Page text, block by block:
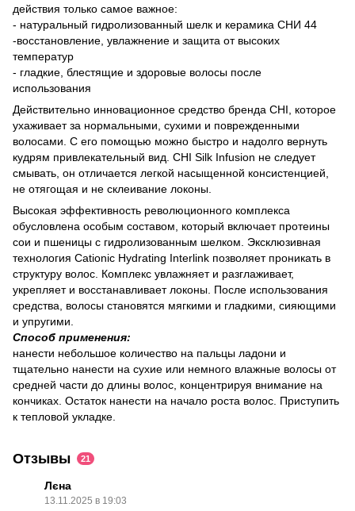
действия только самое важное:
- натуральный гидролизованный шелк и керамика СНИ 44
-восстановление, увлажнение и защита от высоких
температур
- гладкие, блестящие и здоровые волосы после
использования
Действительно инновационное средство бренда CHI, которое
ухаживает за нормальными, сухими и поврежденными
волосами. С его помощью можно быстро и надолго вернуть
кудрям привлекательный вид. CHI Silk Infusion не следует
смывать, он отличается легкой насыщенной консистенцией,
не отягощая и не склеивание локоны.
Высокая эффективность революционного комплекса
обусловлена ​​особым составом, который включает протеины
сои и пшеницы с гидролизованным шелком. Эксклюзивная
технология Cationic Hydrating Interlink позволяет проникать в
структуру волос. Комплекс увлажняет и разглаживает,
укрепляет и восстанавливает локоны. После использования
средства, волосы становятся мягкими и гладкими, сияющими
и упругими.
Способ применения:
нанести небольшое количество на пальцы ладони и
тщательно нанести на сухие или немного влажные волосы от
средней части до длины волос, концентрируя внимание на
кончиках. Остаток нанести на начало роста волос. Приступить
к тепловой укладке.
Отзывы 21
Лєна
13.11.2025 в 19:03